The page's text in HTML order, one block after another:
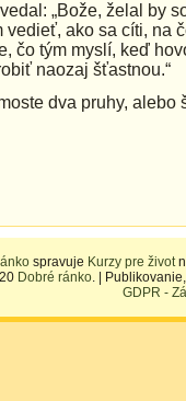
„Bože, želal by
ako sa cíti, na
čo tým myslí, keď
naozaj šťastnou.“
dva pruhy, alebo
spravuje Kurzy pre život
Dobré ránko. |
GDPR -